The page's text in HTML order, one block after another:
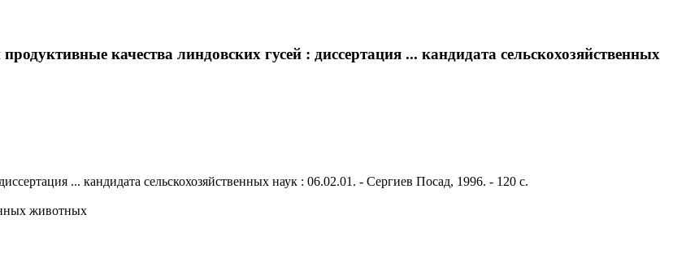
качества линдовских гусей : диссертация ... кандидата сельскохозяйственных
... кандидата сельскохозяйственных наук : 06.02.01. - Сергиев Посад, 1996. - 120 с.
животных